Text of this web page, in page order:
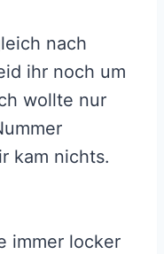
nach
ihr noch um
wollte nur
kam nichts.
immer locker